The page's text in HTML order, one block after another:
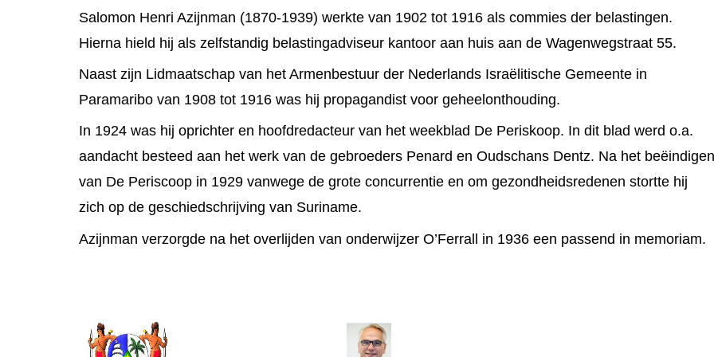
Salomon Henri Azijnman (1870-1939) werkte van 1902 tot 1916 als commies der belastingen.
Hierna hield hij als zelfstandig belastingadviseur kantoor aan huis aan de Wagenwegstraat 55.
Naast zijn Lidmaatschap van het Armenbestuur der Nederlands Israëlitische Gemeente in
Paramaribo van 1908 tot 1916 was hij propagandist voor geheelonthouding.
In 1924 was hij oprichter en hoofdredacteur van het weekblad De Periskoop. In dit blad werd o.a.
aandacht besteed aan het werk van de gebroeders Penard en Oudschans Dentz. Na het beëindigen
van De Periscoop in 1929 vanwege de grote concurrentie en om gezondheidsredenen stortte hij
zich op de geschiedschrijving van Suriname.
Azijnman verzorgde na het overlijden van onderwijzer O’Ferrall in 1936 een passend in memoriam.